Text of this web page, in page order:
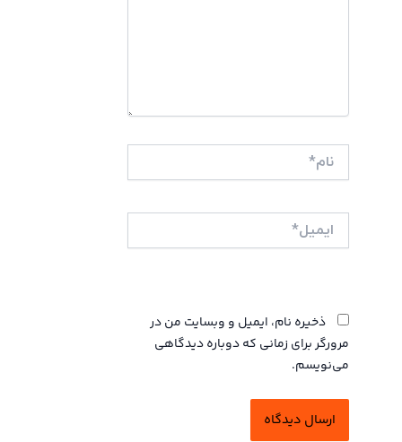
نام*
ایمیل*
ذخیره نام، ایمیل و وبسایت من در
مرورگر برای زمانی که دوباره دیدگاهی
می‌نویسم.